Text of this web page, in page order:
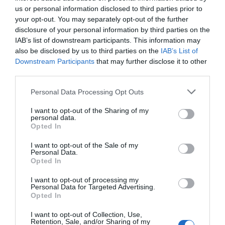
us or personal information disclosed to third parties prior to
your opt-out. You may separately opt-out of the further
disclosure of your personal information by third parties on the
IAB’s list of downstream participants. This information may
also be disclosed by us to third parties on the IAB’s List of
Downstream Participants that may further disclose it to other
Personal Data Processing Opt Outs
I want to opt-out of the Sharing of my
personal data.
Opted In
I want to opt-out of the Sale of my
Personal Data.
Opted In
I want to opt-out of processing my
Personal Data for Targeted Advertising.
Opted In
I want to opt-out of Collection, Use,
Retention, Sale, and/or Sharing of my
[…]
Explore More
ΔΕΛΤΊΑ ΤΎΠΟΥ,ΤΑ ΝΈΑ ΤΩΝ ΜΕΛΏΝ ΜΑΣ
24/06/2026